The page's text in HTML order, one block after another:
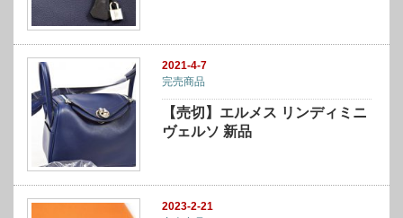
2021-4-7
完売商品
【売切】エルメス リンディミニ
ヴェルソ 新品
2023-2-21